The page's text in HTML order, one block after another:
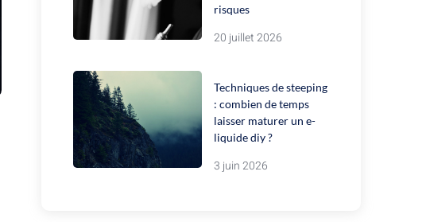
risques
20 juillet 2026
Techniques de steeping
: combien de temps
laisser maturer un e-
liquide diy ?
3 juin 2026